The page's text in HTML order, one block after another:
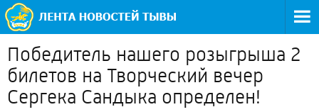
Победитель нашего розыгрыша 2
билетов на Творческий вечер
Сергека Сандыка определен!